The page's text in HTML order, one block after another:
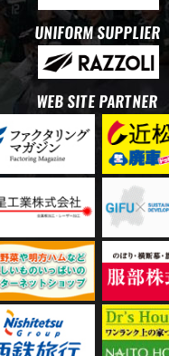
UNIFORM SUPPLIER
WEB SITE PARTNER